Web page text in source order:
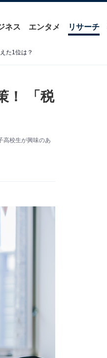
ネス エンタメ リサーチ
た1位は？
！ 「税
高校生が興味のあ